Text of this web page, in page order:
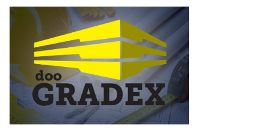
vidljive na njima
ljeta (FOTO)